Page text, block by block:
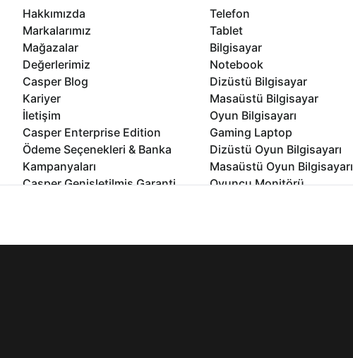
Hakkımızda
Markalarımız
Mağazalar
Değerlerimiz
Casper Blog
Kariyer
İletişim
Casper Enterprise Edition
Ödeme Seçenekleri & Banka
Kampanyaları
Casper Genişletilmiş Garanti
Telefon
Tablet
Bilgisayar
Notebook
Dizüstü Bilgisayar
Masaüstü Bilgisayar
Oyun Bilgisayarı
Gaming Laptop
Dizüstü Oyun Bilgisayarı
Masaüstü Oyun Bilgisayarı
Oyuncu Monitörü